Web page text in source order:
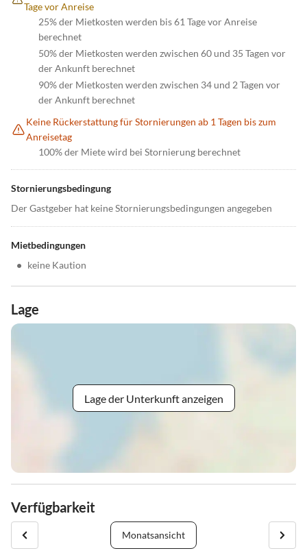
Tage vor Anreise
25% der Mietkosten werden bis 61 Tage vor Anreise
berechnet
50% der Mietkosten werden zwischen 60 und 35 Tagen vor
der Ankunft berechnet
90% der Mietkosten werden zwischen 34 und 2 Tagen vor
der Ankunft berechnet
Keine Rückerstattung für Stornierungen ab 1 Tagen bis zum
Anreisetag
100% der Miete wird bei Stornierung berechnet
Stornierungsbedingung
Der Gastgeber hat keine Stornierungsbedingungen angegeben
Mietbedingungen
• keine Kaution
Lage
Lage der Unterkunft anzeigen
Verfügbarkeit
Monatsansicht